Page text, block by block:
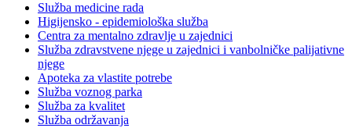
Služba medicine rada
Higijensko - epidemiološka služba
Centra za mentalno zdravlje u zajednici
Služba zdravstvene njege u zajednici i vanbolničke palijativne
njege
Apoteka za vlastite potrebe
Služba voznog parka
Služba za kvalitet
Služba održavanja